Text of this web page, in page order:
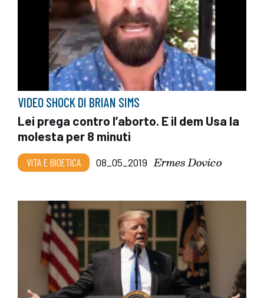
VIDEO SHOCK DI BRIAN SIMS
Lei prega contro l’aborto. E il dem Usa la
molesta per 8 minuti
VITA E BIOETICA 08_05_2019 Ermes Dovico